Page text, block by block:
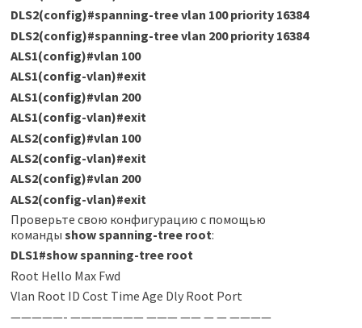
DLS2(config)#spanning-tree vlan 100 priority 16384
DLS2(config)#spanning-tree vlan 200 priority 16384
ALS1(config)#vlan 100
ALS1(config-vlan)#exit
ALS1(config)#vlan 200
ALS1(config-vlan)#exit
ALS2(config)#vlan 100
ALS2(config-vlan)#exit
ALS2(config)#vlan 200
ALS2(config-vlan)#exit
Проверьте свою конфигурацию с помощью
команды show spanning-tree root:
DLS1#show spanning-tree root
Root Hello Max Fwd
Vlan Root ID Cost Time Age Dly Root Port
—————- ——————— ——— —— — — ————